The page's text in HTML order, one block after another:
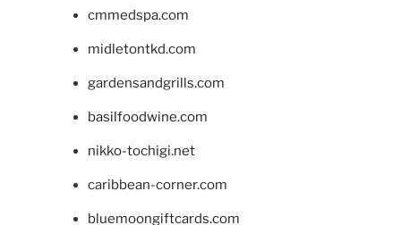
cmmedspa.com
midletontkd.com
gardensandgrills.com
basilfoodwine.com
nikko-tochigi.net
caribbean-corner.com
bluemoongiftcards.com